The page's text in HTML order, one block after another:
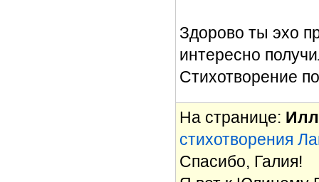
Здорово ты эхо
интересно
Стихотворение
На странице:
стихотворения
Спасибо, Галия!